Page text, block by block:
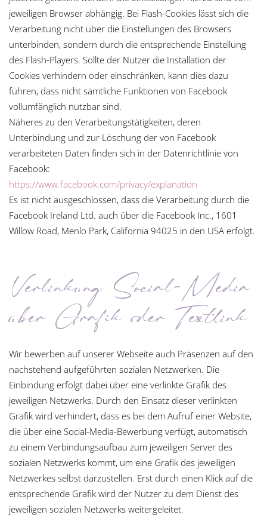
jeweiligen Browser abhängig. Bei Flash-Cookies lässt sich die
Verarbeitung nicht über die Einstellungen des Browsers
unterbinden, sondern durch die entsprechende Einstellung
des Flash-Players. Sollte der Nutzer die Installation der
Cookies verhindern oder einschränken, kann dies dazu
führen, dass nicht sämtliche Funktionen von Facebook
vollumfänglich nutzbar sind.
Näheres zu den Verarbeitungstätigkeiten, deren
Unterbindung und zur Löschung der von Facebook
verarbeiteten Daten finden sich in der Datenrichtlinie von
Facebook:
https://www.facebook.com/privacy/explanation
Es ist nicht ausgeschlossen, dass die Verarbeitung durch die
Facebook Ireland Ltd. auch über die Facebook Inc., 1601
Willow Road, Menlo Park, California 94025 in den USA erfolgt.
Verlinkung Social-Media
über Grafik oder Textlink
Wir bewerben auf unserer Webseite auch Präsenzen auf den
nachstehend aufgeführten sozialen Netzwerken. Die
Einbindung erfolgt dabei über eine verlinkte Grafik des
jeweiligen Netzwerks. Durch den Einsatz dieser verlinkten
Grafik wird verhindert, dass es bei dem Aufruf einer Website,
die über eine Social-Media-Bewerbung verfügt, automatisch
zu einem Verbindungsaufbau zum jeweiligen Server des
sozialen Netzwerks kommt, um eine Grafik des jeweiligen
Netzwerkes selbst darzustellen. Erst durch einen Klick auf die
entsprechende Grafik wird der Nutzer zu dem Dienst des
jeweiligen sozialen Netzwerks weitergeleitet.